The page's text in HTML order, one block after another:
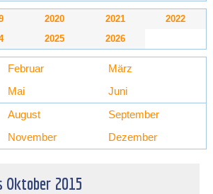
2020 2021
2022
2025 2026
Februar
März
Mai
Juni
August
September
November Dezember
Oktober 2015